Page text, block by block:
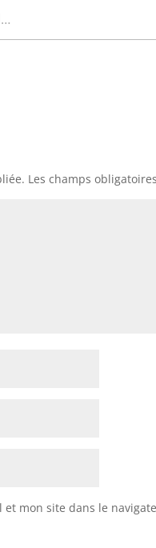
Les champs
mon site dans le